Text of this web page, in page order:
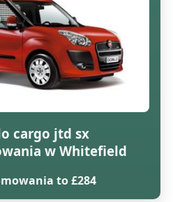
cargo jtd sx
w Whitefield
to £284